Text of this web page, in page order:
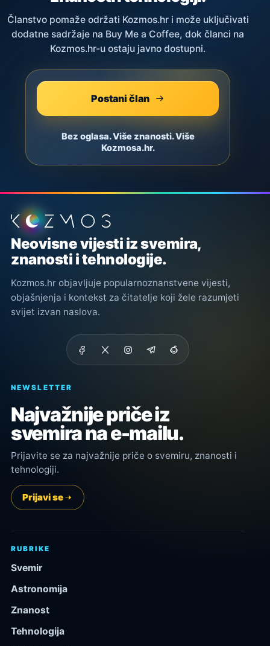
Članstvo pomaže održati Kozmos.hr i može uključivati
dodatne sadržaje na Buy Me a Coffee, dok članci na
Kozmos.hr-u ostaju javno dostupni.
Postani član
Bez oglasa. Više znanosti. Više
Kozmosa.hr.
Podnožje stranice
Neovisne vijesti iz svemira,
znanosti i tehnologije.
Kozmos.hr objavljuje popularnoznanstvene vijesti,
objašnjenja i kontekst za čitatelje koji žele razumjeti
svijet izvan naslova.
NEWSLETTER
Najvažnije priče iz
svemira na e-mailu.
Prijavite se za najvažnije priče o svemiru, znanosti i
tehnologiji.
Prijavi se
RUBRIKE
Svemir
Astronomija
Znanost
Tehnologija